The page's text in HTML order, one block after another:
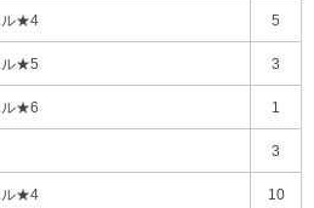
ル★4 5
ル★5 3
ル★6 1
3
ル★4 10